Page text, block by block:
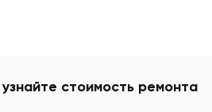
стоимость ремонта